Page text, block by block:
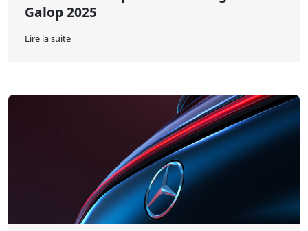
Galop 2025
Lire la suite